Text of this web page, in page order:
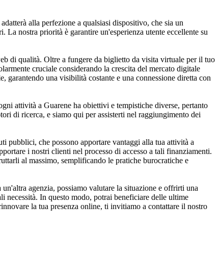
alla perfezione a qualsiasi dispositivo, che sia un
nostra priorità è garantire un'esperienza utente eccellente su
di qualità. Oltre a fungere da biglietto da visita virtuale per il tuo
cruciale considerando la crescita del mercato digitale
una visibilità costante e una connessione diretta con
attività a Guarene ha obiettivi e tempistiche diverse, pertanto
di ricerca, e siamo qui per assisterti nel raggiungimento dei
pubblici, che possono apportare vantaggi alla tua attività a
i nostri clienti nel processo di accesso a tali finanziamenti.
al massimo, semplificando le pratiche burocratiche e
agenzia, possiamo valutare la situazione e offrirti una
necessità. In questo modo, potrai beneficiare delle ultime
la tua presenza online, ti invitiamo a contattare il nostro